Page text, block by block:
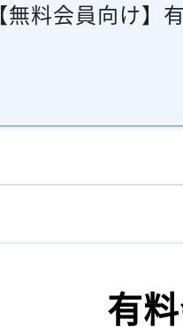
【無料会員向け】
有